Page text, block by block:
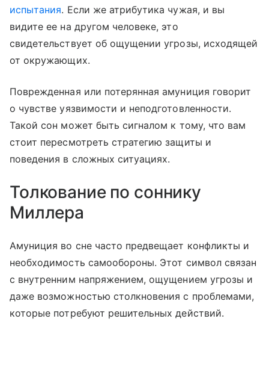
испытания. Если же атрибутика чужая, и вы
видите ее на другом человеке, это
свидетельствует об ощущении угрозы, исходящей
от окружающих.
Поврежденная или потерянная амуниция говорит
о чувстве уязвимости и неподготовленности.
Такой сон может быть сигналом к тому, что вам
стоит пересмотреть стратегию защиты и
поведения в сложных ситуациях.
Толкование по соннику
Миллера
Амуниция во сне часто предвещает конфликты и
необходимость самообороны. Этот символ связан
с внутренним напряжением, ощущением угрозы и
даже возможностью столкновения с проблемами,
которые потребуют решительных действий.